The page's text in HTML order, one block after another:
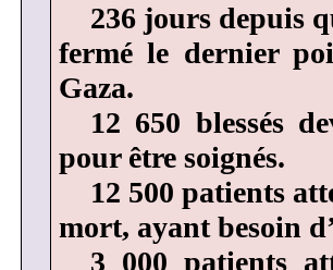
236 jours depuis
fermé le dernier
Gaza.
12 650 blessés
pour être soignés.
12 500 patients
mort, ayant besoin
3 000 patients